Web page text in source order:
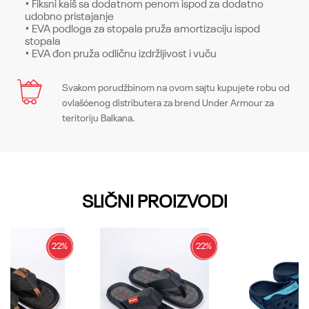
udobno pristajanje
• EVA podloga za stopala pruža amortizaciju ispod
stopala
• EVA đon pruža odličnu izdržljivost i vuču
Karakteristika
Kategorija
Under Armour
Ime/Nadimak
Svakom porudžbinom na ovom sajtu kupujete robu od
ovlašćenog distributera za brend Under Armour za
teritoriju Balkana.
SLIČNI PROIZVODI
22% 22%